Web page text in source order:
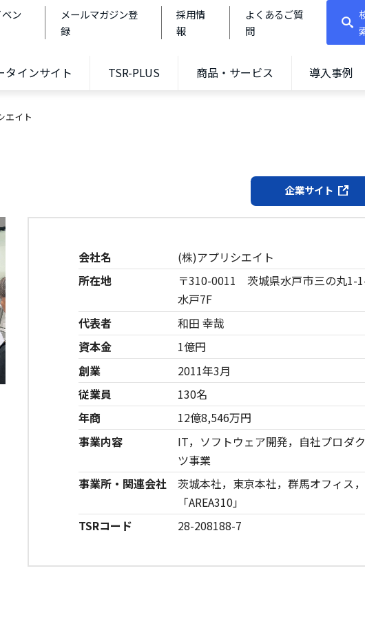
ン
メールマガジン登
録
採用情
報
よくあるご質
問
タインサイト TSR-PLUS 商品・サービス 導入事例
エイト
企業サイト
会社名
(株)アプリシエイト
所在地
〒310-0011 茨城県水戸市三の丸1-
水戸7F
代表者
和田 幸哉
資本金
1億円
創業
2011年3月
従業員
130名
年商
12億8,546万円
事業内容
IT，ソフトウェア開発，自社プロダ
ツ事業
事業所・関連会社
茨城本社，東京本社，群馬オフィス
「AREA310」
TSRコード
28-208188-7